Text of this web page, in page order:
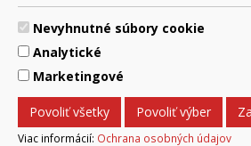
Nevyhnutné súbory cookie
Analytické
Marketingové
Povoliť všetky Povoliť výber
Viac informácií: Ochrana osobných údajov
© 2017 Mesto Brezno, Námestie gen. M.
977 01 Tel.: 048/28 56 301, 048/28
Za obsah zodpovedá Mesto Brezno.
Arrabella, s.r.o. , Pod Donátom 12/136
podpora@internetova-
Prehlásenie o prístupnosti